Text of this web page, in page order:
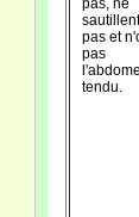
pas, ne
sautillent
pas et
pas
tendu.